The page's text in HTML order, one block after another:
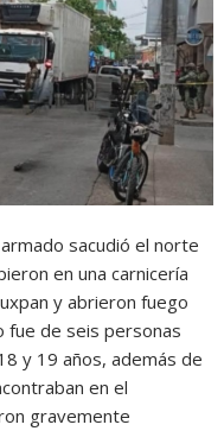
sacudió el norte
en una carnicería
y abrieron fuego
fue de seis personas
y 19 años, además de
en el
gravemente